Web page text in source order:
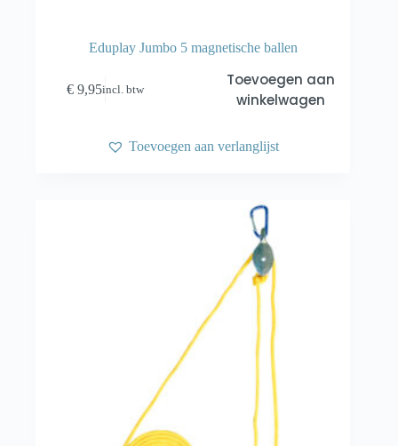
Eduplay Jumbo 5 magnetische ballen
€ 9,95incl. btw
Toevoegen aan
winkelwagen
Toevoegen aan verlanglijst